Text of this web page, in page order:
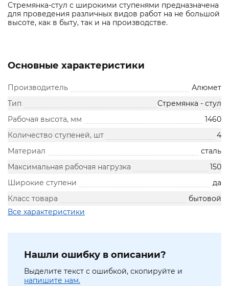
Стремянка-стул с широкими ступенями предназначена
для проведения различных видов работ на не большой
высоте, как в быту, так и на производстве.
Основные характеристики
Производитель
Алюмет
Тип
Стремянка - стул
Рабочая высота, мм
1460
Количество ступеней, шт
4
Материал
сталь
Максимальная рабочая нагрузка
150
Широкие ступени
да
Класс товара
бытовой
Все характеристики
Нашли ошибку в описании?
Выделите текст с ошибкой, скопируйте и
напишите нам.